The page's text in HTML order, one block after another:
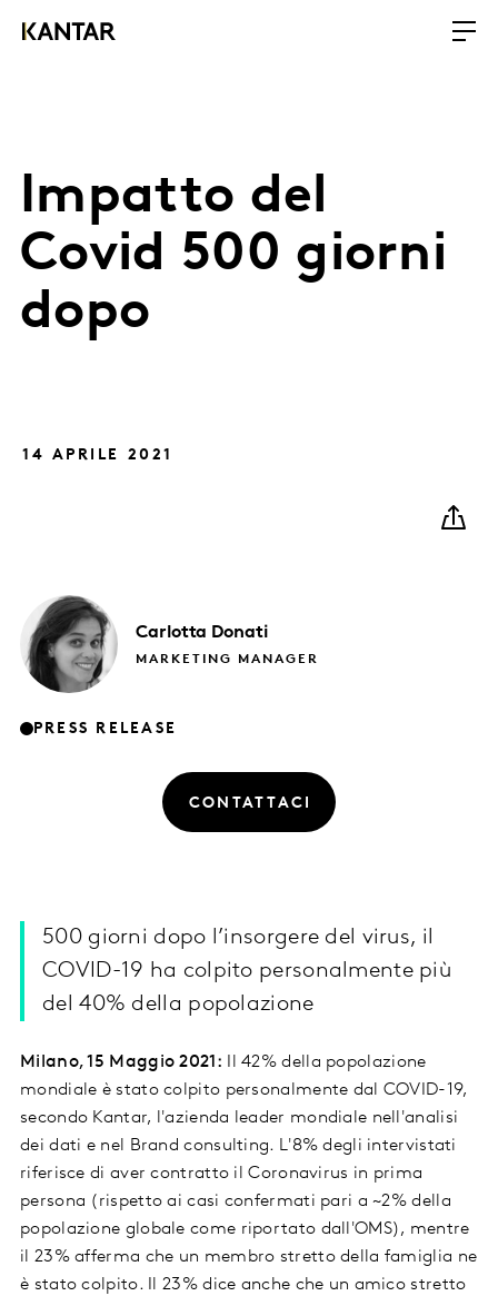
Impatto del
Covid 500 giorni
dopo
14 APRILE 2021
Carlotta Donati
MARKETING MANAGER
PRESS RELEASE
CONTATTACI
500 giorni dopo l’insorgere del virus, il
COVID-19 ha colpito personalmente più
del 40% della popolazione
Milano, 15 Maggio 2021: Il 42% della popolazione
mondiale è stato colpito personalmente dal COVID-19,
secondo Kantar, l'azienda leader mondiale nell'analisi
dei dati e nel Brand consulting. L'8% degli intervistati
riferisce di aver contratto il Coronavirus in prima
persona (rispetto ai casi confermati pari a ~2% della
popolazione globale come riportato dall'OMS), mentre
il 23% afferma che un membro stretto della famiglia ne
è stato colpito. Il 23% dice anche che un amico stretto